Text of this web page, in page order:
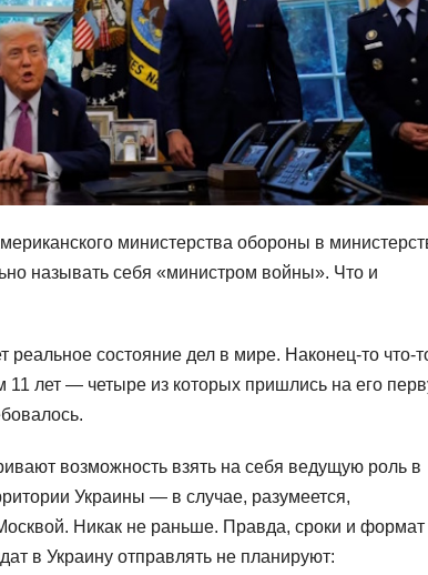
министерства обороны в
называть себя «министром войны». Что и
состояние дел в мире. Наконец-то что-
11 лет — четыре из которых пришлись на его
возможность взять на себя ведущую роль в
Украины — в случае, разумеется,
Никак не раньше. Правда, сроки и формат
в Украину отправлять не планируют: